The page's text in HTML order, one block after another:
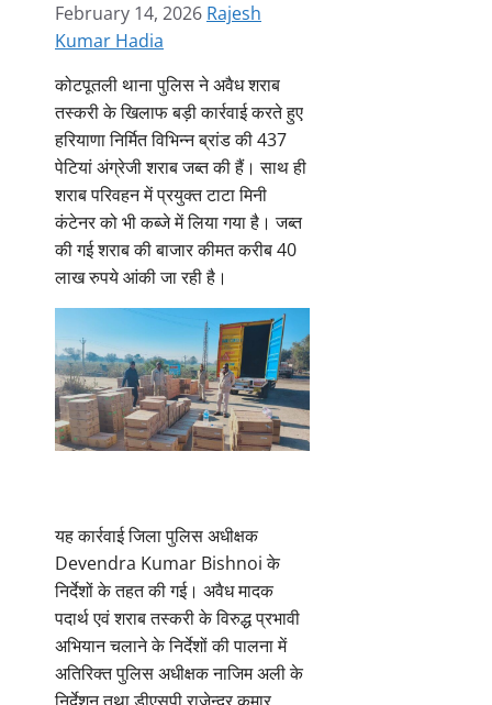
February 14, 2026 Rajesh
Kumar Hadia
कोटपूतली थाना पुलिस ने अवैध शराब
तस्करी के खिलाफ बड़ी कार्रवाई करते हुए
हरियाणा निर्मित विभिन्न ब्रांड की 437
पेटियां अंग्रेजी शराब जब्त की हैं। साथ ही
शराब परिवहन में प्रयुक्त टाटा मिनी
कंटेनर को भी कब्जे में लिया गया है। जब्त
की गई शराब की बाजार कीमत करीब 40
लाख रुपये आंकी जा रही है।
यह कार्रवाई जिला पुलिस अधीक्षक
Devendra Kumar Bishnoi के
निर्देशों के तहत की गई। अवैध मादक
पदार्थ एवं शराब तस्करी के विरुद्ध प्रभावी
अभियान चलाने के निर्देशों की पालना में
अतिरिक्त पुलिस अधीक्षक नाजिम अली के